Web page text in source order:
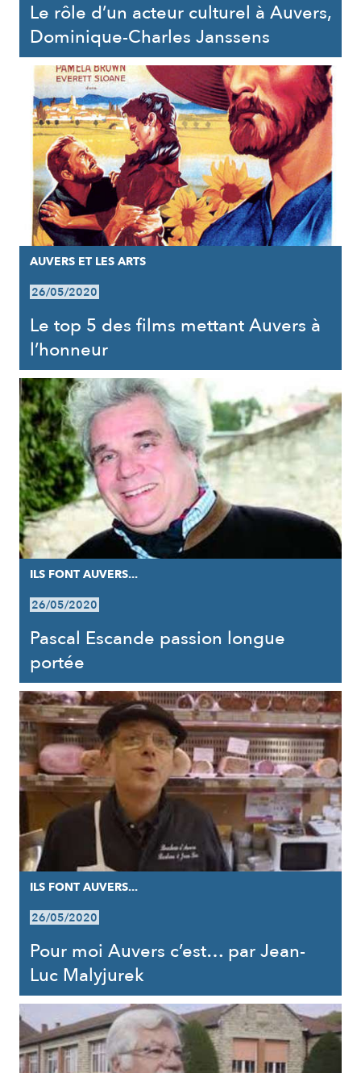
Le rôle d’un acteur culturel à Auvers,
Dominique-Charles Janssens
AUVERS ET LES ARTS
26/05/2020
Le top 5 des films mettant Auvers à
l’honneur
ILS FONT AUVERS...
26/05/2020
Pascal Escande passion longue
portée
ILS FONT AUVERS...
26/05/2020
Pour moi Auvers c’est… par Jean-
Luc Malyjurek